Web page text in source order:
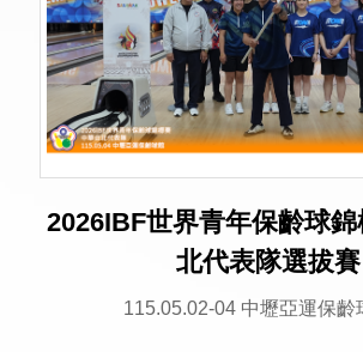
2026IBF世界青年保齡球
北代表隊選拔賽
115.05.02-04 中壢亞運保齡